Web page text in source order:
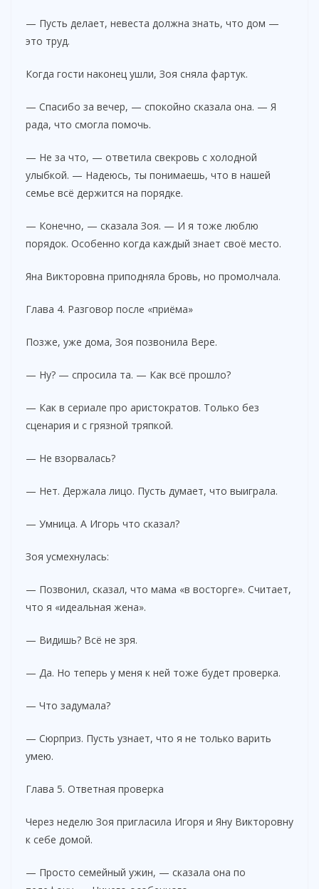
— Пусть делает, невеста должна знать, что дом —
это труд.
Когда гости наконец ушли, Зоя сняла фартук.
— Спасибо за вечер, — спокойно сказала она. — Я
рада, что смогла помочь.
— Не за что, — ответила свекровь с холодной
улыбкой. — Надеюсь, ты понимаешь, что в нашей
семье всё держится на порядке.
— Конечно, — сказала Зоя. — И я тоже люблю
порядок. Особенно когда каждый знает своё место.
Яна Викторовна приподняла бровь, но промолчала.
Глава 4. Разговор после «приёма»
Позже, уже дома, Зоя позвонила Вере.
— Ну? — спросила та. — Как всё прошло?
— Как в сериале про аристократов. Только без
сценария и с грязной тряпкой.
— Не взорвалась?
— Нет. Держала лицо. Пусть думает, что выиграла.
— Умница. А Игорь что сказал?
Зоя усмехнулась:
— Позвонил, сказал, что мама «в восторге». Считает,
что я «идеальная жена».
— Видишь? Всё не зря.
— Да. Но теперь у меня к ней тоже будет проверка.
— Что задумала?
— Сюрприз. Пусть узнает, что я не только варить
умею.
Глава 5. Ответная проверка
Через неделю Зоя пригласила Игоря и Яну Викторовну
к себе домой.
— Просто семейный ужин, — сказала она по